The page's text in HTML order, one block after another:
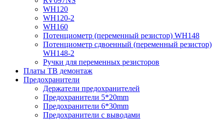
WH120
WH120-2
WH160
Потенциометр (переменный резистор) WH148
Потенциометр сдвоенный (переменный резистор)
WH148-2
Ручки для переменных резисторов
Платы ТВ демонтаж
Предохранители
Держатели предохранителей
Предохранители 5*20mm
Предохранители 6*30mm
Предохранители с выводами